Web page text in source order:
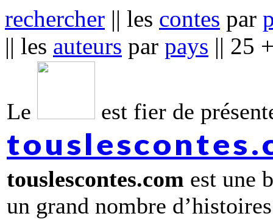
rechercher || les contes par
|| les auteurs par pays || 25
Le est fier de
touslescontes.com est une
un grand nombre